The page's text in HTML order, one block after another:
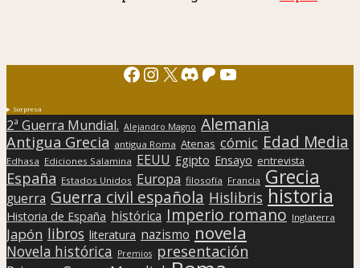
Facebook
Instagram
X Discord
Patreon
YouTube
Sorpresa
2ª Guerra Mundial. Alejandro Magno Alemania
Antigua Grecia antigua Roma Atenas cómic Edad Media
Edhasa Ediciones Salamina EEUU Egipto Ensayo entrevista
España Estados Unidos Europa filosofía Francia Grecia
guerra Guerra civil española Hislibris historia
Historia de España histórica Imperio romano Inglaterra
Japón libros literatura nazismo novela
Novela histórica Premios presentación